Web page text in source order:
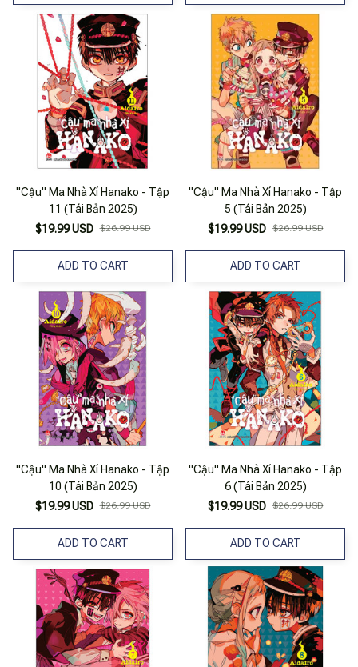
"Cậu" Ma Nhà Xí Hanako - Tập
11 (Tái Bản 2025)
$19.99 USD $26.99 USD
ADD TO CART
"Cậu" Ma Nhà Xí Hanako - Tập
5 (Tái Bản 2025)
$19.99 USD $26.99 USD
ADD TO CART
"Cậu" Ma Nhà Xí Hanako - Tập
10 (Tái Bản 2025)
$19.99 USD $26.99 USD
ADD TO CART
"Cậu" Ma Nhà Xí Hanako - Tập
6 (Tái Bản 2025)
$19.99 USD $26.99 USD
ADD TO CART